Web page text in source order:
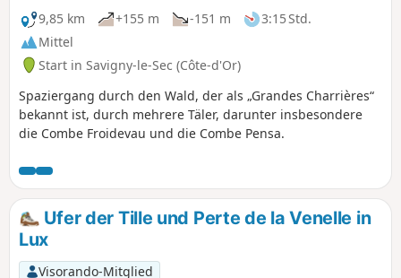
9,85 km
+155 m -151 m
3:15 Std.
Mittel
Start in Savigny-le-Sec (Côte-d'Or)
Spaziergang durch den Wald, der als „Grandes Charrières“
bekannt ist, durch mehrere Täler, darunter insbesondere
die Combe Froidevau und die Combe Pensa.
Ufer der Tille und Perte de la Venelle in
Lux
Visorando-Mitglied